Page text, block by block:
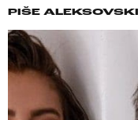
PIŠE ALEKSOVSKI